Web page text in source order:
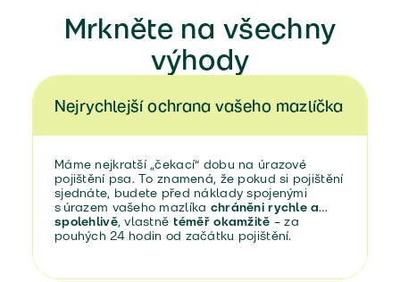
Mrkněte na všechny
výhody
Nejrychlejší ochrana vašeho mazlíčka
Máme nejkratší „čekací“ dobu na úrazové
pojištění psa. To znamená, že pokud si pojištění
sjednáte, budete před náklady spojenými
s úrazem vašeho mazlíka chráněni rychle a
spolehlivě, vlastně téměř okamžitě – za
pouhých 24 hodin od začátku pojištění.